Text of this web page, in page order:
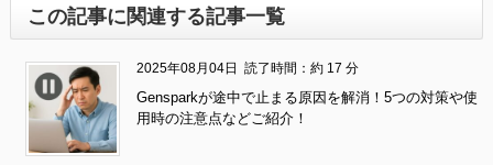
この記事に関連する記事一覧
2025年08月04日読了時間：約 17 分
Gensparkが途中で止まる原因を解消！5つの対策や使
用時の注意点などご紹介！